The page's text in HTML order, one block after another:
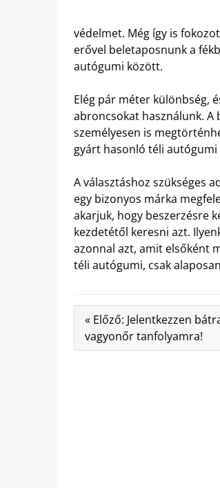
védelmet. Még így is
erővel beletaposnunk a
autógumi között.
Elég pár méter különbség,
abroncsokat használunk.
személyesen is
gyárt hasonló téli autógumi
A választáshoz szükséges
egy bizonyos márka
akarjuk, hogy beszerzésre
kezdetétől keresni azt.
azonnal azt, amit elsőként
téli autógumi, csak
« Előző: Jelentkezzen
vagyonőr tanfolyamra!